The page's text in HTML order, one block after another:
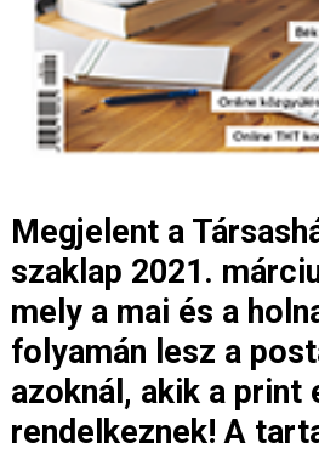
Megjelent a
szaklap 2021.
mely a mai és a
folyamán lesz a
azoknál, akik a
rendelkeznek! A